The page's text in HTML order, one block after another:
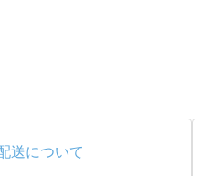
送について